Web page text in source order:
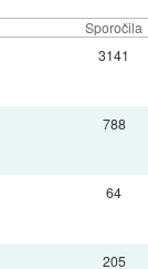
Sporočila
3141
788
64
205